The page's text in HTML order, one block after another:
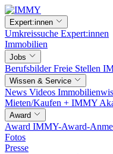
Expert:innen
Umkreissuche Expert:innen
Immobilien
Jobs
BerufsbilderFreie Stellen
Wissen & Service
News Videos
Mieten/Kaufen + IMMY
Award
Award IMMY-Award-
Fotos
Presse